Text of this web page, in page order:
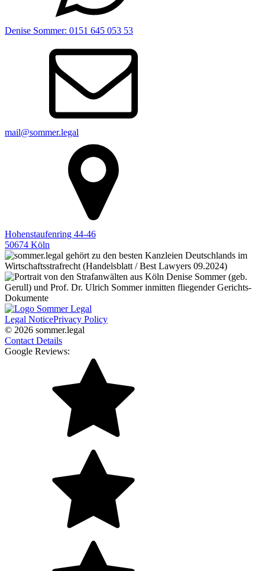
Denise Sommer: 0151 645 053 53
mail@sommer.legal
Hohenstaufenring 44-46
50674 Köln
Legal NoticePrivacy Policy
© 2026 sommer.legal
Contact Details
Google Reviews: